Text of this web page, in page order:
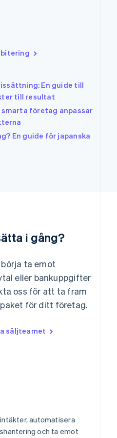
En guide till
till resultat
företag anpassar
En guide för japanska
i gång?
ta emot
eller bankuppgifter
oss för att ta fram
för ditt företag.
säljteamet
automatisera
och ta emot
English